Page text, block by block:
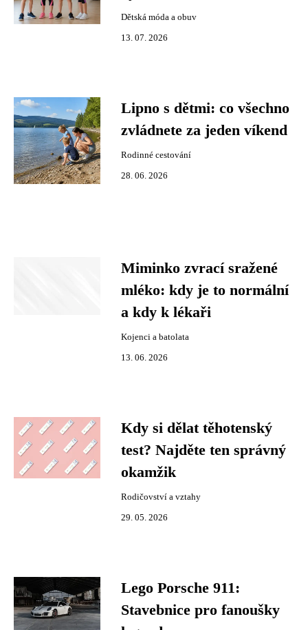
Dětská móda a obuv
13. 07. 2026
Lipno s dětmi: co všechno
zvládnete za jeden víkend
Rodinné cestování
28. 06. 2026
Miminko zvrací sražené
mléko: kdy je to normální
a kdy k lékaři
Kojenci a batolata
13. 06. 2026
Kdy si dělat těhotenský
test? Najděte ten správný
okamžik
Rodičovství a vztahy
29. 05. 2026
Lego Porsche 911:
Stavebnice pro fanoušky